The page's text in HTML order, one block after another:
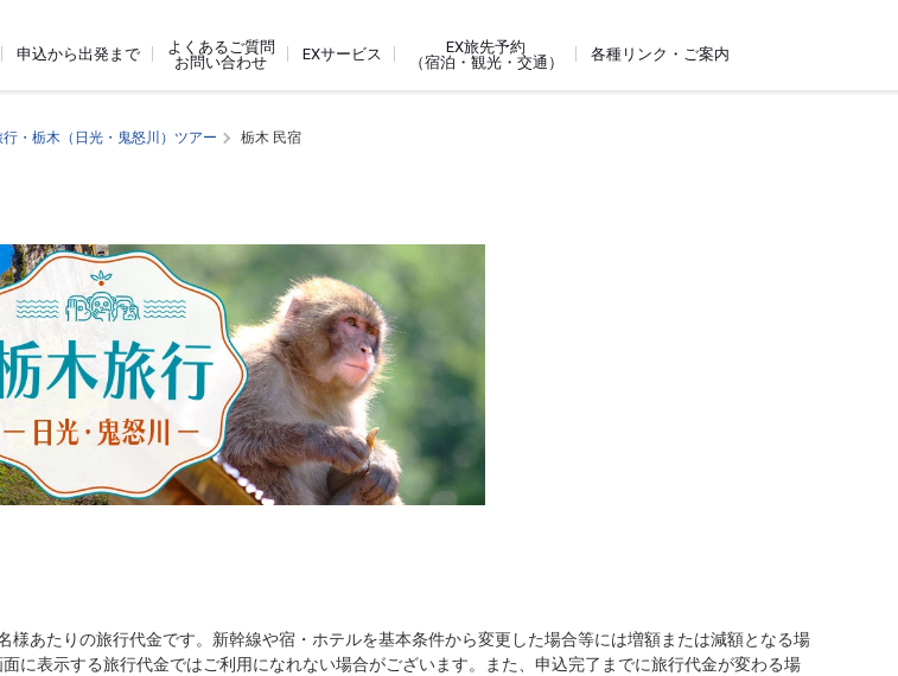
申込から出発まで
よくあるご質問
お問い合わせ
EXサービス
EX旅先予約
（宿泊・観光・交通）
各種リンク・ご案内
・栃木（日光・鬼怒川）ツアー 栃木 民宿
あたりの旅行代金です。新幹線や宿・ホテルを基本条件から変更した場合等には増額または減額となる場
に表示する旅行代金ではご利用になれない場合がございます。また、申込完了までに旅行代金が変わる場